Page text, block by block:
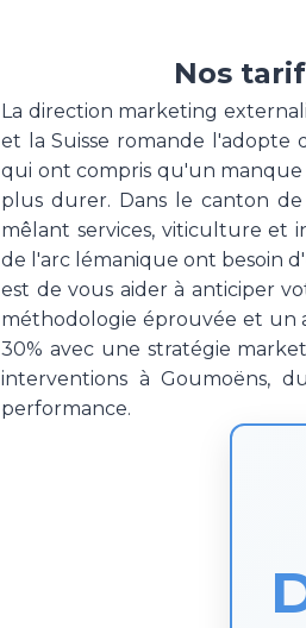
Nos
La direction marketing
et la Suisse romande l'adopte
qui ont compris qu'un
plus durer. Dans le canton
mêlant services, viticulture et
de l'arc lémanique ont besoin
est de vous aider à anticiper
méthodologie éprouvée et un
30% avec une stratégie
interventions à Goumoëns,
performance.